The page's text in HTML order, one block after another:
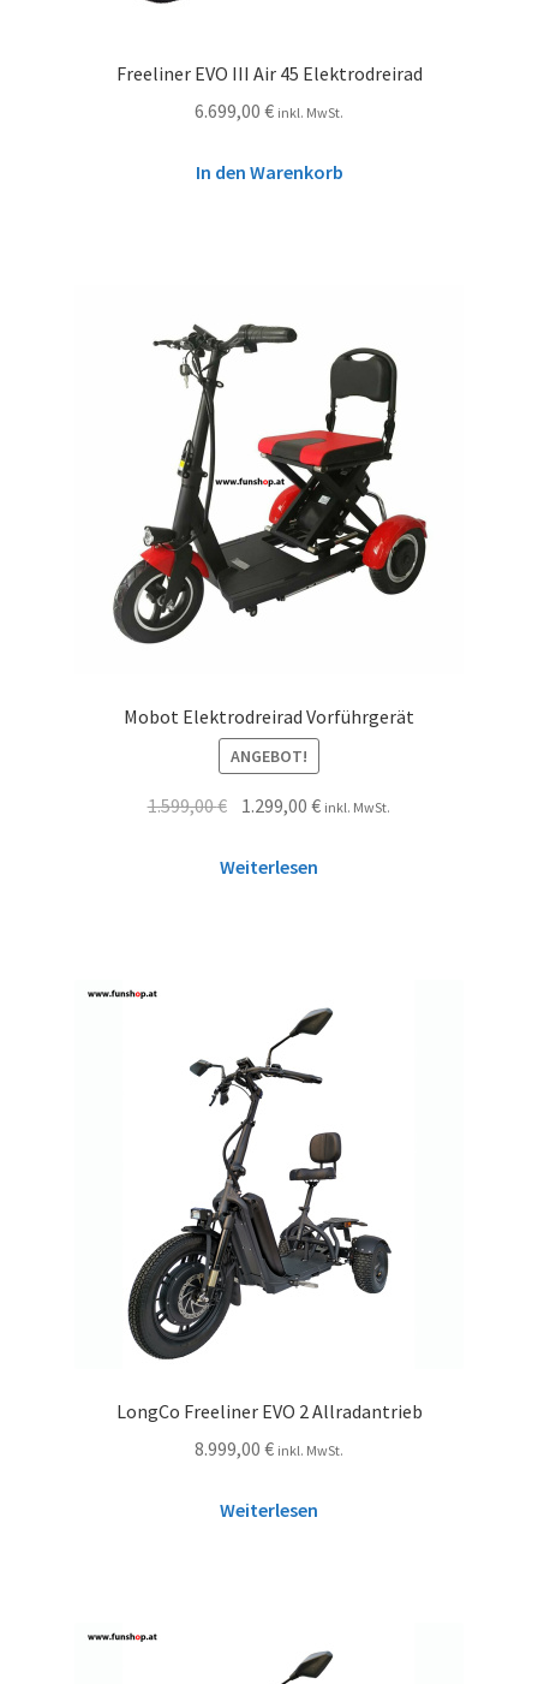
Freeliner EVO III Air 45 Elektrodreirad
6.699,00 € inkl. MwSt.
In den Warenkorb
Mobot Elektrodreirad Vorführgerät
ANGEBOT!
1.599,00€ 1.299,00€ inkl. MwSt.
Weiterlesen
LongCo Freeliner EVO 2 Allradantrieb
8.999,00 € inkl. MwSt.
Weiterlesen